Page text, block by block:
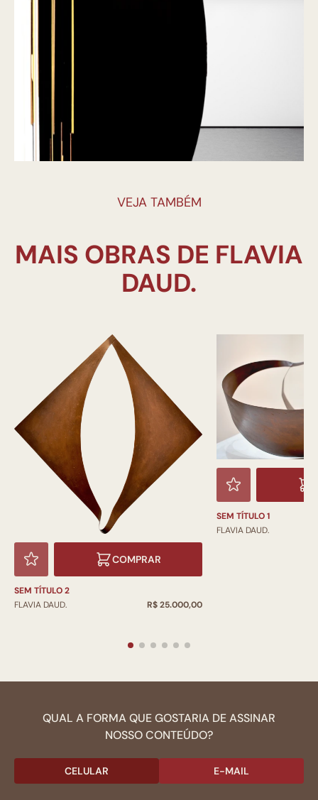
VEJA TAMBÉM
MAIS OBRAS DE FLAVIA
COMPRAR
SEM TÍTULO 2
FLAVIA DAUD.
R$ 25.000,00
SEM TÍTULO 1
FLAVIA DAUD.
QUAL A FORMA QUE GOSTARIA DE ASSINAR
NOSSO CONTEÚDO?
CELULAR E-MAIL